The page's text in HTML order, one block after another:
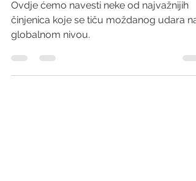
Moždani udar: statistika
Ovdje ćemo navesti neke od najvažnijih
globalnom nivou.